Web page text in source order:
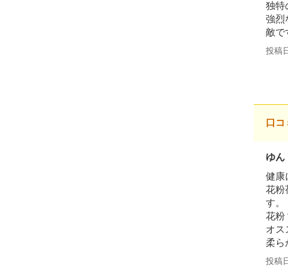
独特
強烈
敵で
投稿
口コ
ゆ
健康
花粉
す。
花粉
オス
柔ら
投稿